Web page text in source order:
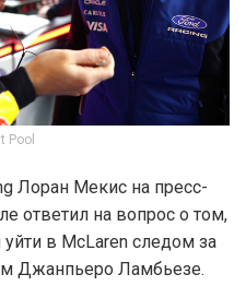
Pool
Лоран Мекис на пресс-
ответил на вопрос о том,
в McLaren следом за
Джанпьеро Ламбьезе.